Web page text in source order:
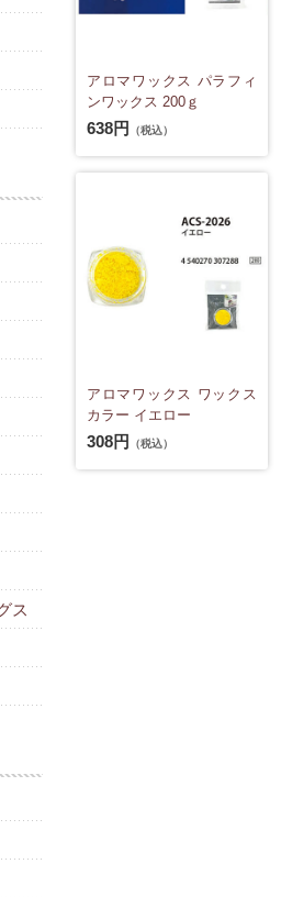
アロマワックス パラフィ
ンワックス 200ｇ
638円 （税込）
アロマワックス ワックス
カラー イエロー
308円 （税込）
ス